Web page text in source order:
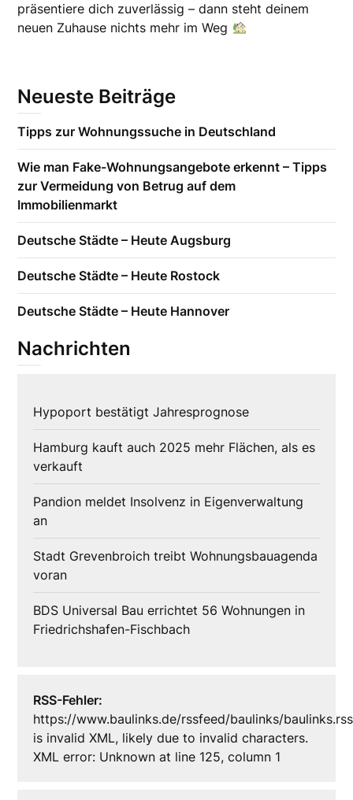
präsentiere dich zuverlässig – dann steht deinem
neuen Zuhause nichts mehr im Weg
Neueste Beiträge
Tipps zur Wohnungssuche in Deutschland
Wie man Fake-Wohnungsangebote erkennt – Tipps
zur Vermeidung von Betrug auf dem
Immobilienmarkt
Deutsche Städte – Heute Augsburg
Deutsche Städte – Heute Rostock
Deutsche Städte – Heute Hannover
Nachrichten
Hypoport bestätigt Jahresprognose
Hamburg kauft auch 2025 mehr Flächen, als es
verkauft
Pandion meldet Insolvenz in Eigenverwaltung
an
Stadt Grevenbroich treibt Wohnungsbauagenda
voran
BDS Universal Bau errichtet 56 Wohnungen in
Friedrichshafen-Fischbach
RSS-Fehler:
https://www.baulinks.de/rssfeed/baulinks/baulinks.rss
is invalid XML, likely due to invalid characters.
XML error: Unknown at line 125, column 1